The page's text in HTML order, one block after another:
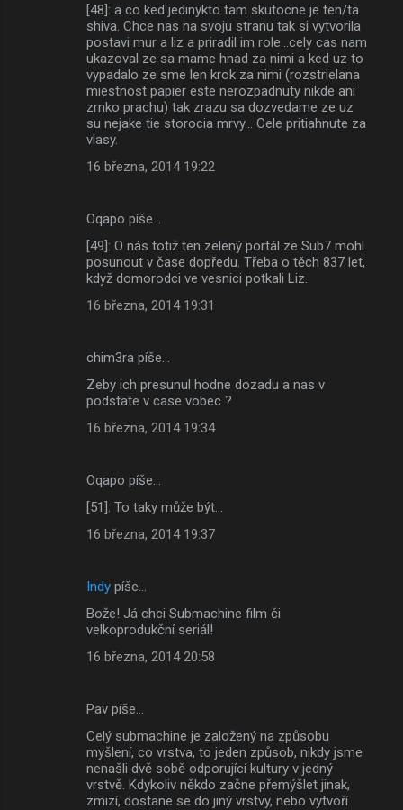
[48]: a co ked jedinykto tam skutocne je ten/ta
shiva. Chce nas na svoju stranu tak si vytvorila
postavi mur a liz a priradil im role...cely cas nam
ukazoval ze sa mame hnad za nimi a ked uz to
vypadalo ze sme len krok za nimi (rozstrielana
miestnost papier este nerozpadnuty nikde ani
zrnko prachu) tak zrazu sa dozvedame ze uz
su nejake tie storocia mrvy... Cele pritiahnute za
vlasy.
16 března, 2014 19:22
Oqapo píše…
[49]: O nás totiž ten zelený portál ze Sub7 mohl
posunout v čase dopředu. Třeba o těch 837 let,
když domorodci ve vesnici potkali Liz.
16 března, 2014 19:31
chim3ra píše…
Zeby ich presunul hodne dozadu a nas v
podstate v case vobec ?
16 března, 2014 19:34
Oqapo píše…
[51]: To taky může být...
16 března, 2014 19:37
Indy píše…
Bože! Já chci Submachine film či
velkoprodukční seriál!
16 března, 2014 20:58
Pav píše…
Celý submachine je založený na způsobu
myšlení, co vrstva, to jeden způsob, nikdy jsme
nenašli dvě sobě odporující kultury v jedný
vrstvě. Kdykoliv někdo začne přemýšlet jinak,
zmizí, dostane se do jiný vrstvy, nebo vytvoří